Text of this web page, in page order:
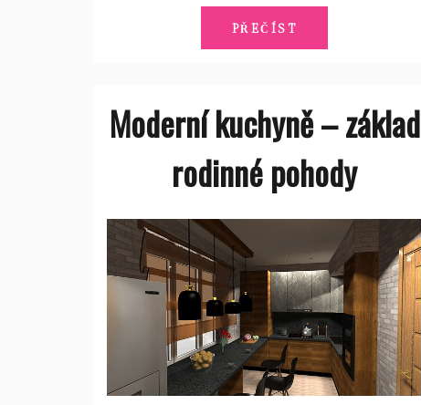
PŘEČÍST
Moderní kuchyně – základ
rodinné pohody